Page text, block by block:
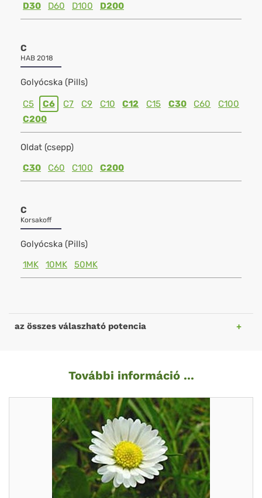
D30
D60 D100 D200
C
HAB 2018
Golyócska (Pills)
C5 C6 C7 C9 C10 C12 C15 C30 C60
C100
C200
Oldat (csepp)
C30
C60 C100 C200
C
Korsakoff
Golyócska (Pills)
1MK
10MK 50MK
az összes válaszható potencia
További információ ...